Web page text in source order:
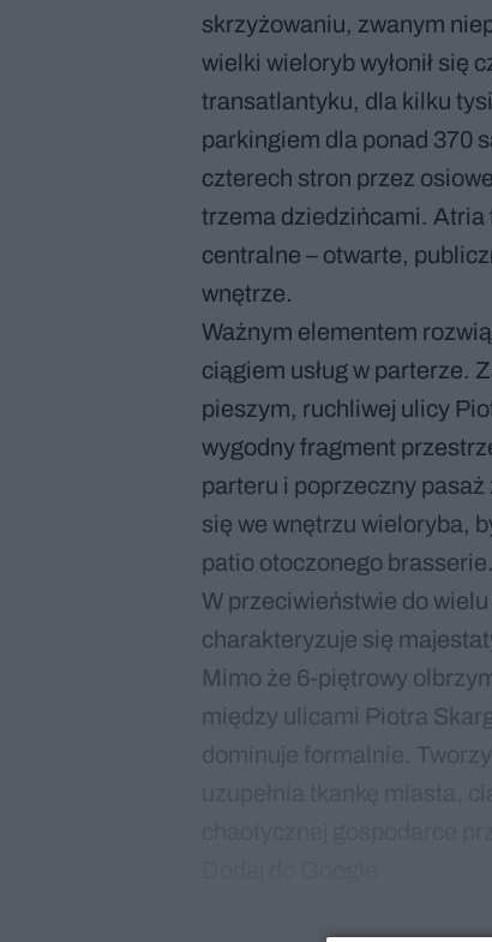
skrzyżowaniu, zwanym
wielki wieloryb wyłonił się
transatlantyku, dla kilku
parkingiem dla ponad 370
czterech stron przez
trzema dziedzińcami. Atria
centralne – otwarte,
wnętrze.
Ważnym elementem
ciągiem usług w parterze.
pieszym, ruchliwej ulicy
wygodny fragment
parteru i poprzeczny
się we wnętrzu wieloryba,
patio otoczonego brasserie.
W przeciwieństwie do
charakteryzuje się
Mimo że 6-piętrowy
między ulicami Piotra
dominuje formalnie.